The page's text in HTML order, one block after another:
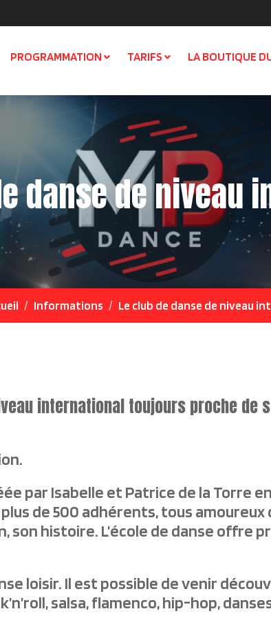
PROGRAMMATION TARIFS LA BOUTIQUE
danse de niveau
Informations Le club de danse de niveau
international toujours proche de
par Isabelle et Patrice de la Torre
de 500 adhérents, tous amoureux
son histoire. L’école de danse offre
loisir. Il est possible de venir
salsa, flamenco, hip-hop,